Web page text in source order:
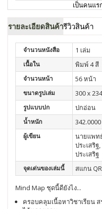
เป็นคนแ
รายละเอียดสินค้ารีวิวสินค้า
จำนวนหนังสือ 1 เล่ม
เนื้อใน พิมพ์ 4 สี
จำนวนหน้า 56 หน้า
ขนาดรูปเล่ม 300 x
รูปแบบปก ปกอ่อน
น้ำหนัก 342.0000
ผู้เขียน
นายแพท
ประเสริ
ประเสริฐ
จุดเด่นของเล่มนี้ สแกน
Mind Map ชุดนี้ดียังไง​...
ครอบคลุมเนื้อหาวิชาเรียน